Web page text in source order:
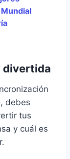
divertida
debes
tus
y cuál es